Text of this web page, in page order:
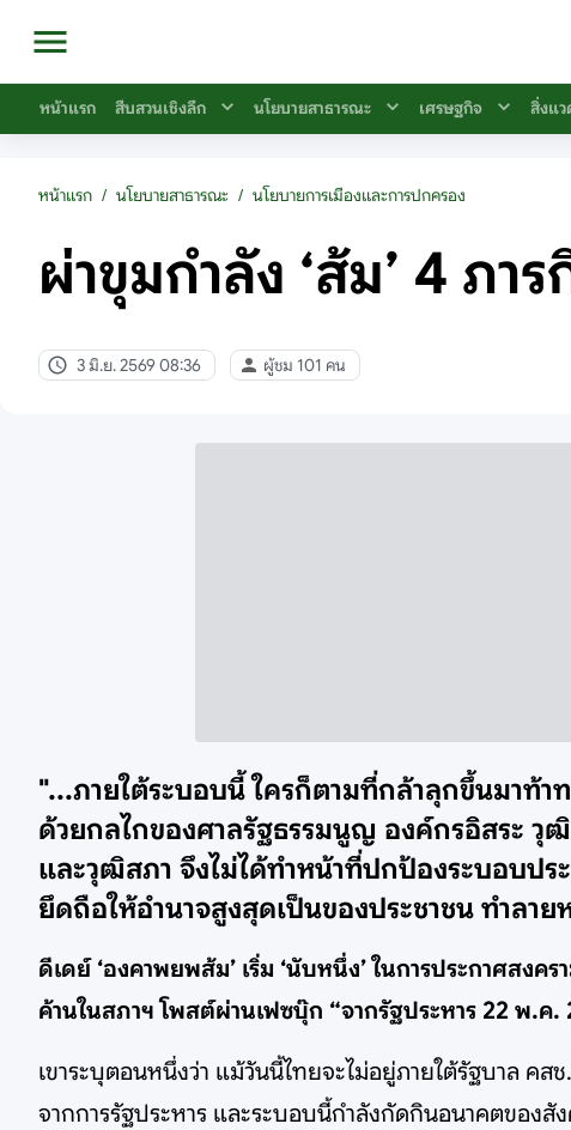
หน้าแรก สืบสวนเชิงลึก นโยบายสาธารณะ เศรษฐกิจ สิ่งแ
หน้าแรก / นโยบายสาธารณะ / นโยบายการเมืองและการปกครอง
ผ่าขุมกำลัง ‘ส้ม’ 4 ภา
3 มิ.ย. 2569 08:36 ผู้ชม 101 คน
"...ภายใต้ระบอบนี้ ใครก็ตามที่กล้าลุกขึ้นมาท้า
ด้วยกลไกของศาลรัฐธรรมนูญ องค์กรอิสระ วุ
และวุฒิสภา จึงไม่ได้ทำหน้าที่ปกป้องระบอบป
ยึดถือให้อำนาจสูงสุดเป็นของประชาชน ทำลา
ดีเดย์ ‘องคาพยพส้ม’ เริ่ม ‘นับหนึ่ง’ ในการประกาศส
ค้านในสภาฯ โพสต์ผ่านเฟซบุ๊ก “จากรัฐประหาร 22 พ.ค.
เขาระบุตอนหนึ่งว่า แม้วันนี้ไทยจะไม่อยู่ภายใต้รัฐบาล ค
จากการรัฐประหาร และระบอบนี้กำลังกัดกินอนาคตของสั